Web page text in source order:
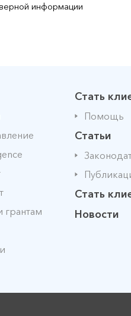
информации
грантам
Стать
Помощь
Статьи
Стать
Новости